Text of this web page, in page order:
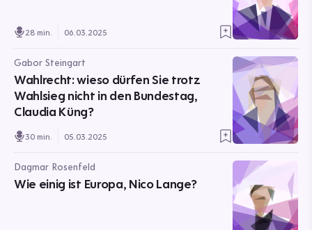
28 min. 06.03.2025
Gabor Steingart
Wahlrecht: wieso dürfen Sie trotz
Wahlsieg nicht in den Bundestag,
Claudia Küng?
30 min. 05.03.2025
Dagmar Rosenfeld
Wie einig ist Europa, Nico Lange?